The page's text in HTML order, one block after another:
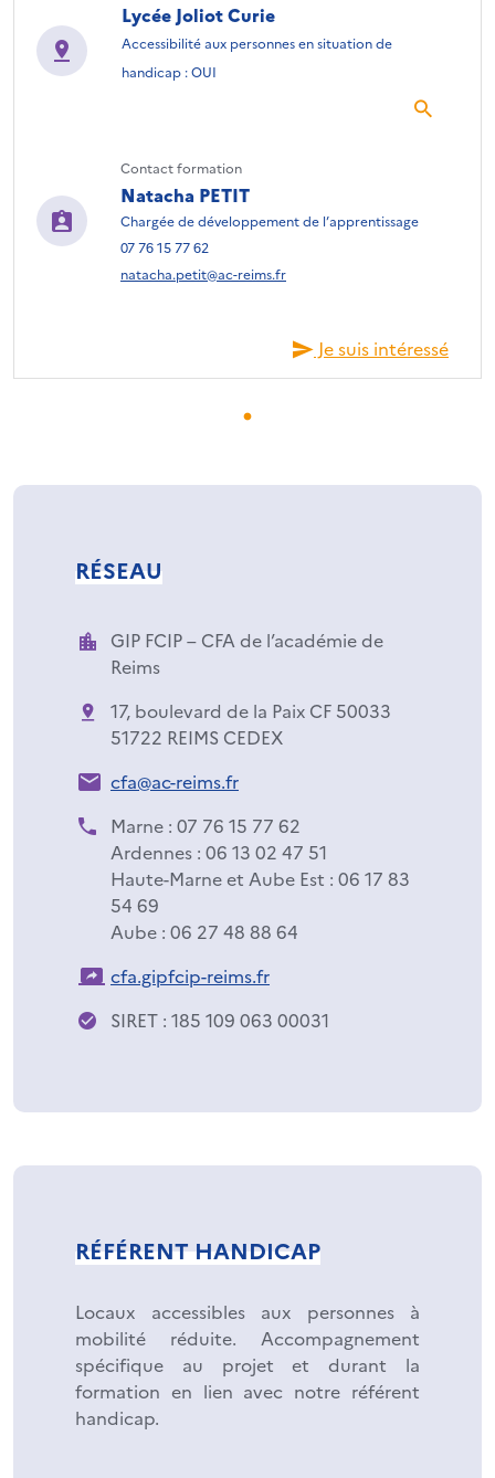
Lycée Joliot Curie
Accessibilité aux personnes en situation de
handicap : OUI
Contact formation
Natacha PETIT
Chargée de développement de l’apprentissage
07 76 15 77 62
natacha.petit@ac-reims.fr
Je suis intéressé
RÉSEAU
GIP FCIP – CFA de l’académie de
Reims
17, boulevard de la Paix CF 50033
51722 REIMS CEDEX
cfa@ac-reims.fr
Marne : 07 76 15 77 62
Ardennes : 06 13 02 47 51
Haute-Marne et Aube Est : 06 17 83
54 69
Aube : 06 27 48 88 64
cfa.gipfcip-reims.fr
SIRET : 185 109 063 00031
RÉFÉRENT HANDICAP
Locaux accessibles aux personnes à
mobilité réduite. Accompagnement
spécifique au projet et durant la
formation en lien avec notre référent
handicap.